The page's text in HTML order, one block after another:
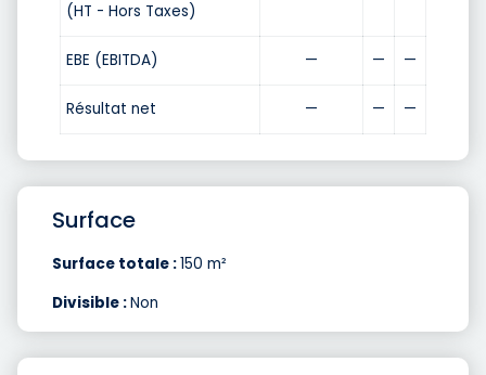
(HT - Hors Taxes)
EBE (EBITDA) — — —
Résultat net — — —
Surface
Surface totale :150 m²
Divisible :Non